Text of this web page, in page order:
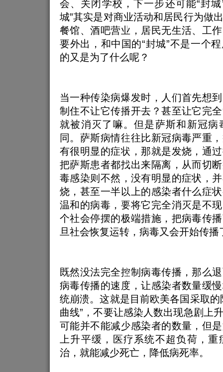
会、关闭学校，下一步还可能“封
城”其实是对商业活动和居民行为做
餐馆、酒吧营业，居民无生活、工
要外出，和中国的“封城”不是一个
的又是为了什么呢？
当一种传染病爆发时，人们首先想
制住不让它传播开去？甚至让它完
就被消灭了嘛。但是萨斯和新冠病
同。萨斯病情往往比新冠病毒严重
有很明显的症状，那就是发烧，通
把萨斯患者都找出来隔离，从而切
毒感染则不然，没有明显的症状，
烧，甚至一半以上的感染者什么症
温和的病毒，要将它完全消灭是不
个社会停摆的极端措施，把病毒传
旦社会恢复运转，病毒又会开始传播
既然没法完全控制病毒传播，那么
病毒传播的速度，让感染者数量缓
统崩溃。这就是目前欧美各国采取的
曲线”，不要让感染人数出现急剧上
可能并不能减少感染者的数量，但
上升平缓，医疗系统不超负荷，
治，就能减少死亡，降低病死率。